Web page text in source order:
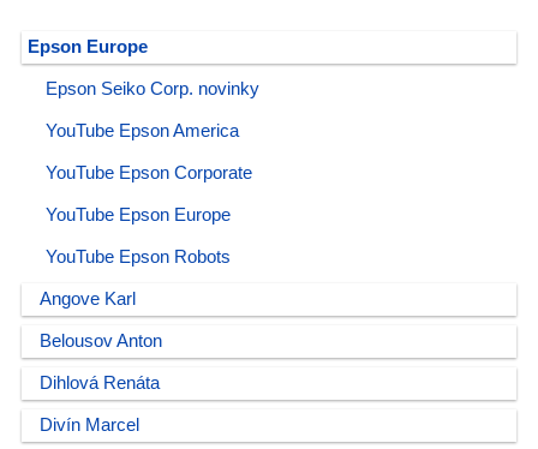
Epson Europe
Epson Seiko Corp. novinky
YouTube Epson America
YouTube Epson Corporate
YouTube Epson Europe
YouTube Epson Robots
Angove Karl
Belousov Anton
Dihlová Renáta
Divín Marcel